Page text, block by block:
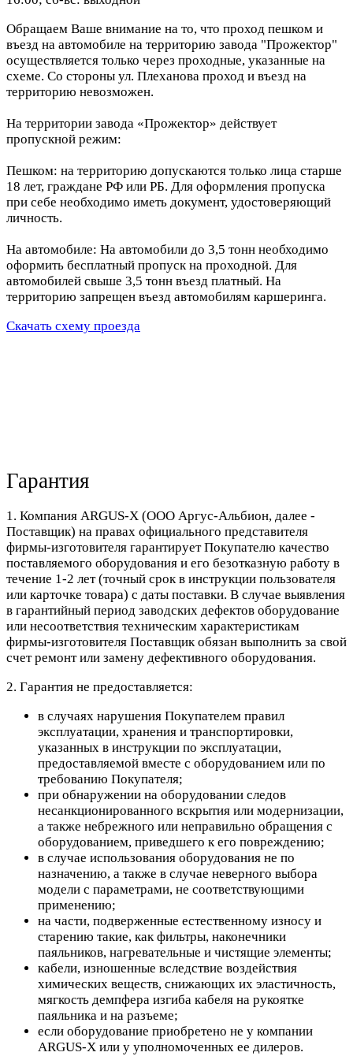
Обращаем Ваше внимание на то, что проход пешком и
въезд на автомобиле на территорию завода "Прожектор"
осуществляется только через проходные, указанные на
схеме. Со стороны ул. Плеханова проход и въезд на
территорию невозможен.
На территории завода «Прожектор» действует
пропускной режим:
Пешком: на территорию допускаются только лица старше
18 лет, граждане РФ или РБ. Для оформления пропуска
при себе необходимо иметь документ, удостоверяющий
личность.
На автомобиле: На автомобили до 3,5 тонн необходимо
оформить бесплатный пропуск на проходной. Для
автомобилей свыше 3,5 тонн въезд платный. На
территорию запрещен въезд автомобилям каршеринга.
Скачать схему проезда
Гарантия
1. Компания ARGUS-X (ООО Аргус-Альбион, далее -
Поставщик) на правах официального представителя
фирмы-изготовителя гарантирует Покупателю качество
поставляемого оборудования и его безотказную работу в
течение 1-2 лет (точный срок в инструкции пользователя
или карточке товара) с даты поставки. В случае выявления
в гарантийный период заводских дефектов оборудование
или несоответствия техническим характеристикам
фирмы-изготовителя Поставщик обязан выполнить за свой
счет ремонт или замену дефективного оборудования.
2. Гарантия не предоставляется:
в случаях нарушения Покупателем правил
эксплуатации, хранения и транспортировки,
указанных в инструкции по эксплуатации,
предоставляемой вместе с оборудованием или по
требованию Покупателя;
при обнаружении на оборудовании следов
несанкционированного вскрытия или модернизации,
а также небрежного или неправильно обращения с
оборудованием, приведшего к его повреждению;
в случае использования оборудования не по
назначению, а также в случае неверного выбора
модели с параметрами, не соответствующими
применению;
на части, подверженные естественному износу и
старению такие, как фильтры, наконечники
паяльников, нагревательные и чистящие элементы;
кабели, изношенные вследствие воздействия
химических веществ, снижающих их эластичность,
мягкость демпфера изгиба кабеля на рукоятке
паяльника и на разъеме;
если оборудование приобретено не у компании
ARGUS-X или у уполномоченных ее дилеров.